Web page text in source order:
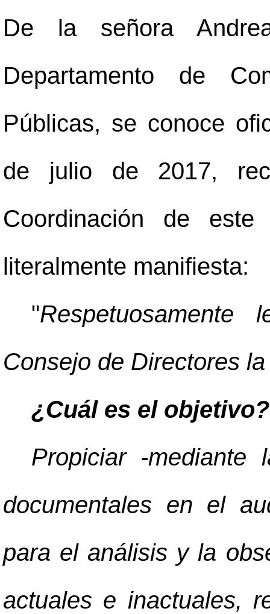
De la señora
Departamento de
Públicas, se conoce
de julio de 2017,
Coordinación de
literalmente manifiesta:
"
Consejo de Directores
¿Cuál es el objetivo?
Propiciar -mediante
documentales en el
para el análisis y la
actuales e inactuales,